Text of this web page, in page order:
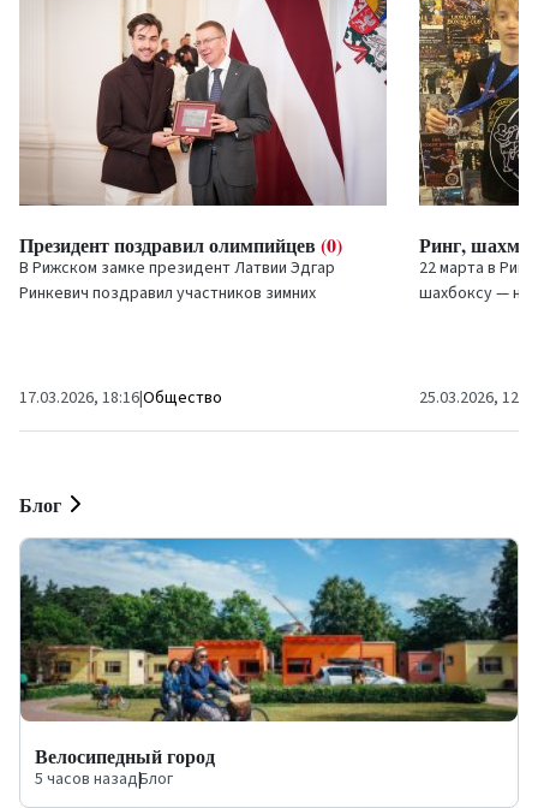
Президент поздравил олимпийцев (0)
В Рижском замке президент Латвии Эдгар
Ринкевич поздравил участников зимних
17.03.2026, 18:16|Общество
Ринг,
22 марта в
шахбоксу —
25.03.2026, 12:30
Блог
Велосипедный город
5 часов назад|Блог